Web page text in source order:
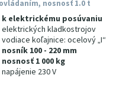
nosnosť 1.0 t
k elektrickému posúvaniu
elektrických kladkostrojov
vodiace koľajnice: ocelový „I“
nosník 100 - 220 mm
nosnosť 1 000 kg
napájenie 230 V